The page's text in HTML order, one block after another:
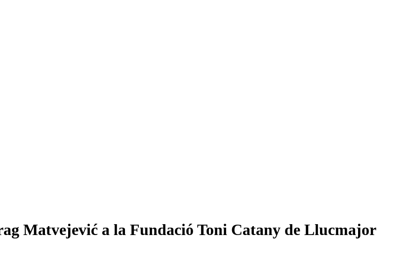
Matvejević a la Fundació Toni Catany de Llucmajor